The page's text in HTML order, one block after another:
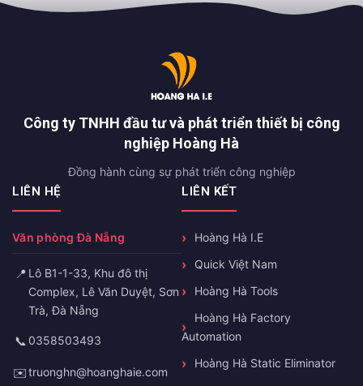
Công ty TNHH đầu tư và phát triển thiết bị công
nghiệp Hoàng Hà
Đồng hành cùng sự phát triển công nghiệp
LIÊN HỆ
Văn phòng Đà Nẵng
📍 Lô B1-1-33, Khu đô thị
Complex, Lê Văn Duyệt, Sơn
Trà, Đà Nẵng
📞 0358503493
✉️truonghn@hoanghaie.com
LIÊN KẾT
Hoàng Hà I.E
Quick Việt Nam
Hoàng Hà Tools
Hoàng Hà Factory
Automation
Hoàng Hà Static Eliminator